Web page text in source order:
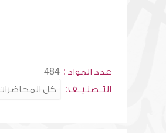
عدد المواد : 484
التــصنـيــف: